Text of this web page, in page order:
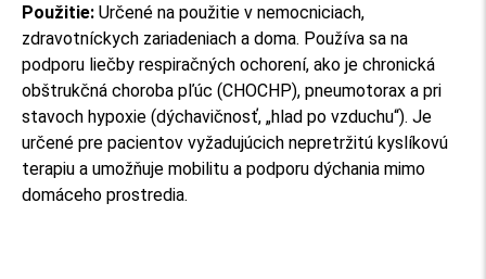
Použitie:Určené na použitie v nemocniciach,
zdravotníckych zariadeniach a doma. Používa sa na
podporu liečby respiračných ochorení, ako je chronická
obštrukčná choroba pľúc (CHOCHP), pneumotorax a pri
stavoch hypoxie (dýchavičnosť, „hlad po vzduchu“). Je
určené pre pacientov vyžadujúcich nepretržitú kyslíkovú
terapiu a umožňuje mobilitu a podporu dýchania mimo
domáceho prostredia.